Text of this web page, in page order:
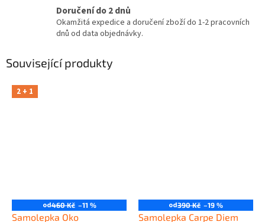
Doručení do 2 dnů
Okamžitá expedice a doručení zboží do 1-2 pracovních
dnů od data objednávky.
Související produkty
2 + 1
od460 Kč –11 %
Samolepka Oko
od390 Kč –19 %
Samolepka Carpe Diem